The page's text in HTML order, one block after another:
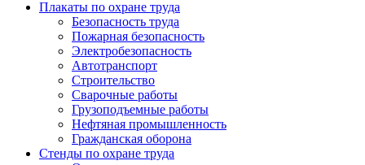
Плакаты по охране труда
Безопасность труда
Пожарная безопасность
Электробезопасность
Автотранспорт
Строительство
Сварочные работы
Грузоподъемные работы
Нефтяная промышленность
Гражданская оборона
Стенды по охране труда